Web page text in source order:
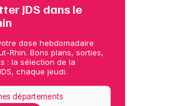
JDS dans le
dose hebdomadaire
Rhin. Bons plans, sorties,
: la sélection de la
chaque jeudi.
départements